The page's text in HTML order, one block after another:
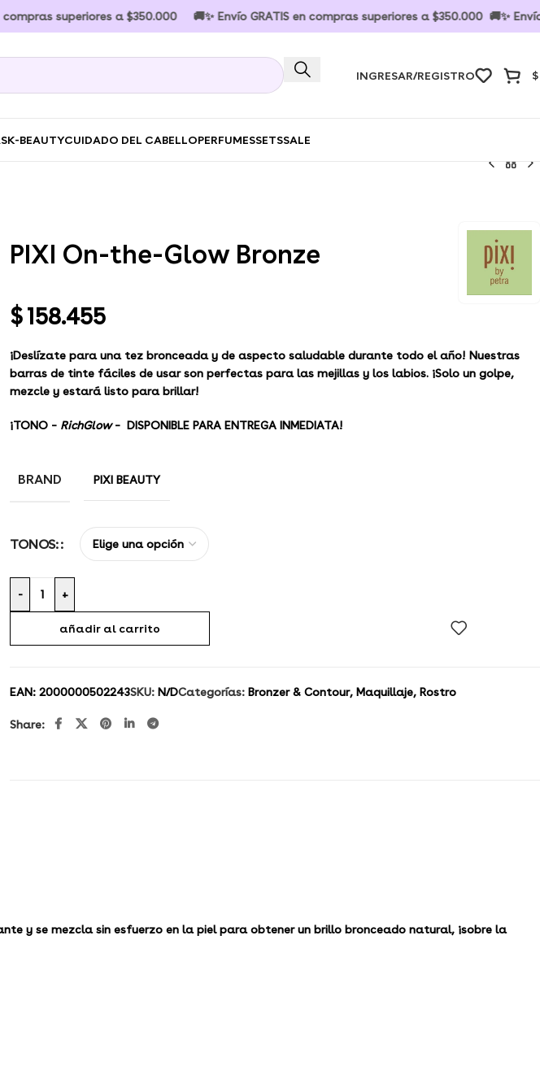
superiores a $350.000 🚚✨ Envío GRATIS en compras superiores a $350.000 🚚✨ Envío
INGRESAR/REGISTRO $
K-BEAUTYCUIDADO DEL CABELLOPERFUMESSETSSALE
PIXI On-the-Glow Bronze
$158.455
¡Deslízate para una tez bronceada y de aspecto saludable durante todo el año! Nuestras
barras de tinte fáciles de usar son perfectas para las mejillas y los labios. ¡Solo un golpe,
mezcle y estará listo para brillar!
¡TONO – RichGlow– DISPONIBLE PARA ENTREGA INMEDIATA!
BRAND PIXI BEAUTY
TONOS:
- +
añadir al carrito
EAN: 2000000502243SKU: N/DCategorías: Bronzer & Contour, Maquillaje, Rostro
Share:
y se mezcla sin esfuerzo en la piel para obtener un brillo bronceado natural, ¡sobre la